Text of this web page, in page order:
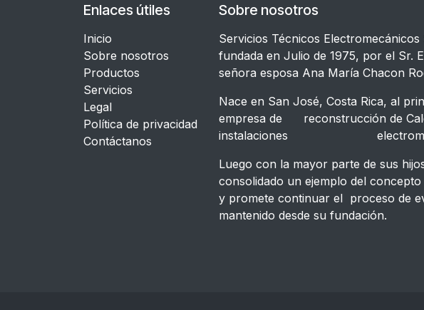
Enlaces útiles
Inicio
Sobre nosotros
Productos
Servicios
Legal
​Política de privacidad
Contáctanos
Sobre nosotros
Servicios Técnicos Electromecánicos
fundada en Julio de 1975, por el Sr.
señora esposa Ana María Chacon
Nace en San José, Costa Rica, al
empresa de reconstrucción de
instalaciones
Luego con la mayor parte de sus
consolidado un ejemplo del
y promete continuar el proceso de
mantenido desde su fundación.